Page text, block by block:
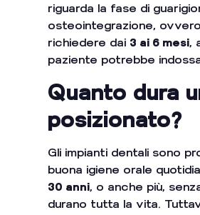
riguarda la fase di
osteointegrazione,
richiedere dai 3 ai 6 mesi,
paziente potrebbe
Quanto dura
posizionato?
Gli impianti dentali sono
buona igiene orale
30 anni, o anche più,
durano tutta la vita.